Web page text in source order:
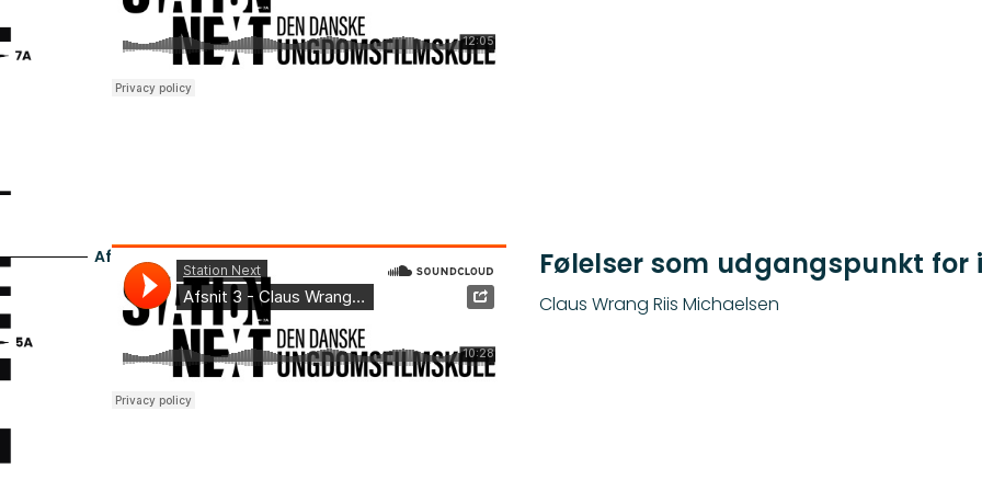
Afsnit 3 Følelser som udgangspunkt for
Claus Wrang Riis Michaelsen